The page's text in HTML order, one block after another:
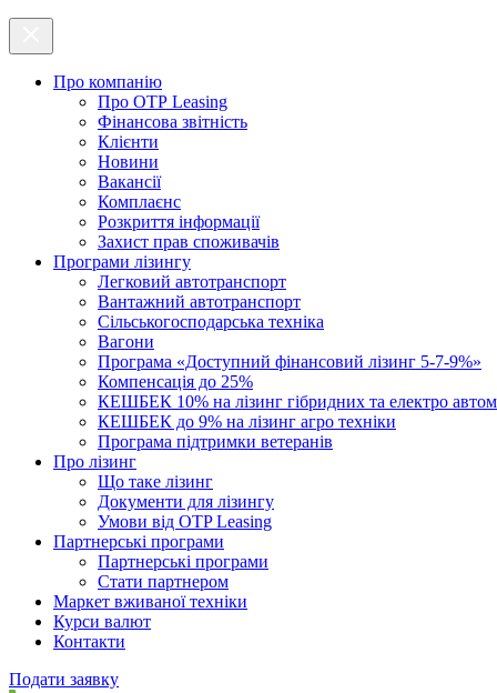
Про компанію
Про ОТР Leasing
Фінансова звітність
Клієнти
Новини
Вакансії
Комплаєнс
Розкриття інформації
Захист прав споживачів
Програми лізингу
Легковий автотранспорт
Вантажний автотранспорт
Cільськогосподарська техніка
Вагони
Програма «Доступний фінансовий лізинг 5-7-9%»
Компенсація до 25%
КЕШБЕК 10% на лізинг гібридних та електро
КЕШБЕК до 9% на лізинг агро техніки
Програма підтримки ветеранів
Про лізинг
Що таке лізинг
Документи для лізингу
Умови від OTP Leasing
Партнерські програми
Партнерські програми
Стати партнером
Маркет вживаної техніки
Курси валют
Контакти
Подати заявку